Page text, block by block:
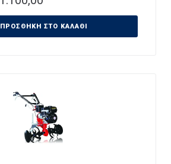
ΠΡΟΣΘΉΚΗ ΣΤΟ ΚΑΛΆΘΙ